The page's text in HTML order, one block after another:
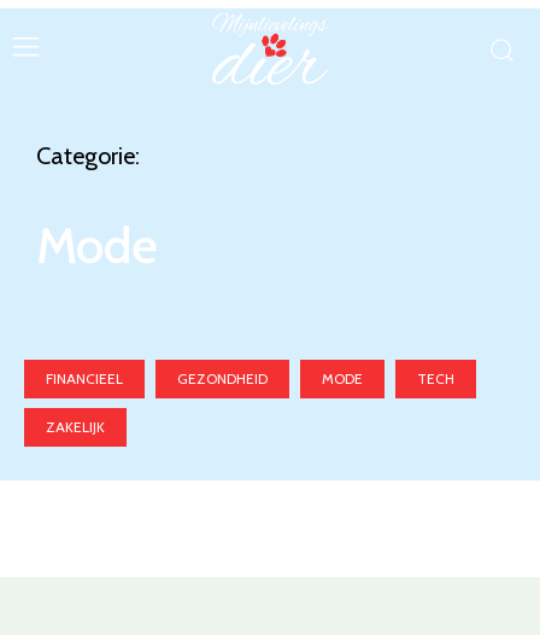
Categorie:
Mode
FINANCIEEL GEZONDHEID MODE TECH
ZAKELIJK